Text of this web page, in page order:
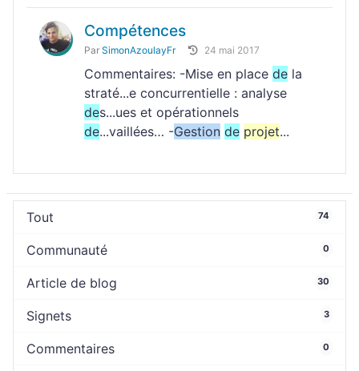
Compétences
Par SimonAzoulayFr 24 mai 2017
Commentaires: -Mise en place de la
straté...e concurrentielle : analyse
des...ues et opérationnels
de...vaillées… -Gestion de projet...
Tout 74
Communauté 0
Article de blog 30
Signets 3
Commentaires 0